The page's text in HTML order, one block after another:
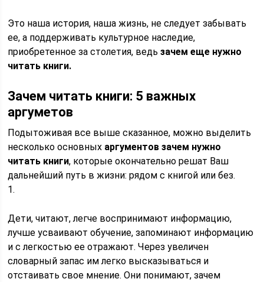
Это наша история, наша жизнь, не следует забывать
ее, а поддерживать культурное наследие,
приобретенное за столетия, ведьзачем еще нужно
читать книги.
Зачем читать книги: 5 важных
аргуметов
Подытоживая все выше сказанное, можно выделить
несколько основных аргументов зачем нужно
читать книги, которые окончательно решат Ваш
дальнейший путь в жизни: рядом с книгой или без.
1.
Дети, читают, легче воспринимают информацию,
лучше усваивают обучение, запоминают информацию
и с легкостью ее отражают. Через увеличен
словарный запас им легко высказываться и
отстаивать свое мнение. Они понимают, зачем